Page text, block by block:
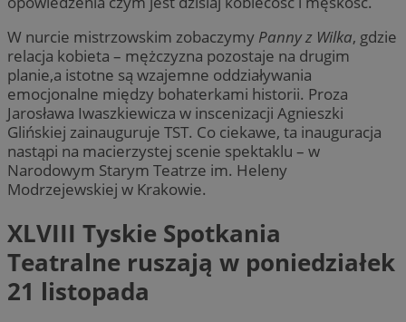
W nurcie mistrzowskim zobaczymy Panny z Wilka, gdzie
relacja kobieta – mężczyzna pozostaje na drugim
planie,a istotne są wzajemne oddziaływania
emocjonalne między bohaterkami historii. Proza
Jarosława Iwaszkiewicza w inscenizacji Agnieszki
Glińskiej zainauguruje TST. Co ciekawe, ta inauguracja
nastąpi na macierzystej scenie spektaklu – w
Narodowym Starym Teatrze im. Heleny
Modrzejewskiej w Krakowie.
XLVIII Tyskie Spotkania
Teatralne ruszają w poniedziałek
21 listopada